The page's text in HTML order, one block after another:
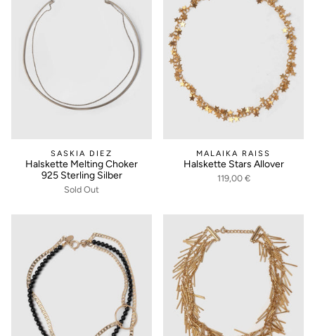
SASKIA DIEZ
Halskette Melting Choker
925 Sterling Silber
Sold Out
MALAIKA RAISS
Halskette Stars Allover
119,00 €